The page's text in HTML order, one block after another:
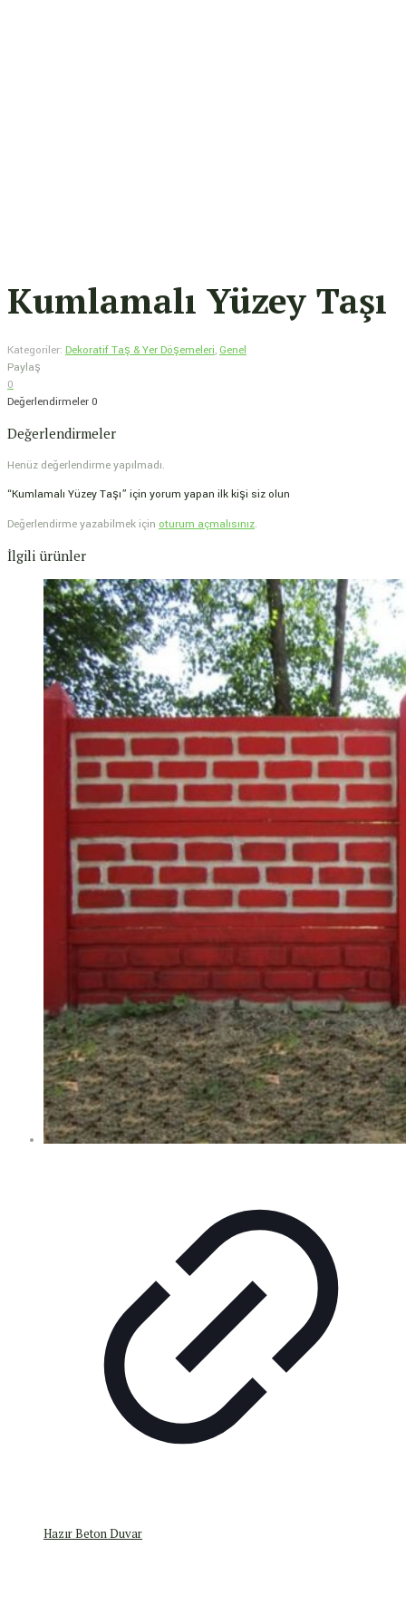
Kumlamalı Yüzey Taşı
Kategoriler: Dekoratif Taş & Yer Döşemeleri,Genel
Paylaş
0
Değerlendirmeler0
Değerlendirmeler
Henüz değerlendirme yapılmadı.
“Kumlamalı Yüzey Taşı” için yorum yapan ilk kişi siz olun
Değerlendirme yazabilmek için oturum açmalısınız.
İlgili ürünler
Hazır Beton Duvar